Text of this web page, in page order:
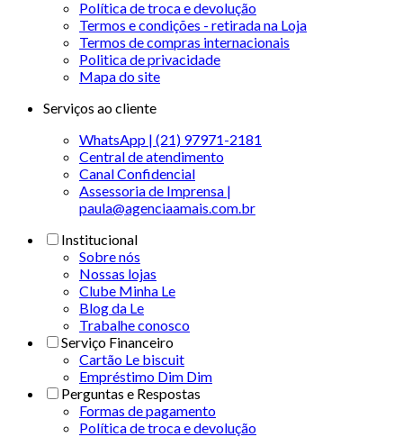
Política de troca e devolução
Termos e condições - retirada na Loja
Termos de compras internacionais
Politica de privacidade
Mapa do site
Serviços ao cliente
WhatsApp | (21) 97971-2181
Central de atendimento
Canal Confidencial
Assessoria de Imprensa |
paula@agenciaamais.com.br
Institucional
Sobre nós
Nossas lojas
Clube Minha Le
Blog da Le
Trabalhe conosco
Serviço Financeiro
Cartão Le biscuit
Empréstimo Dim Dim
Perguntas e Respostas
Formas de pagamento
Política de troca e devolução